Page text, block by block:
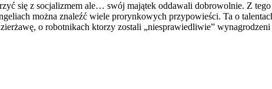
się z socjalizmem ale… swój majątek oddawali dobrowolnie. Z
można znaleźć wiele prorynkowych przypowieści. Ta o
o robotnikach ktorzy zostali „niesprawiedliwie”